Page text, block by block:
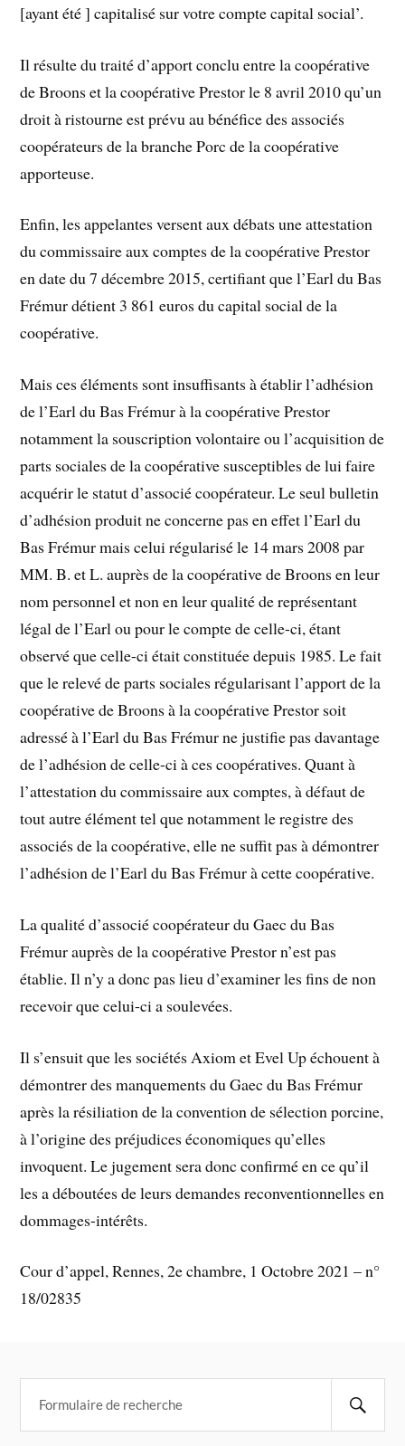
[ayant été ] capitalisé sur votre compte capital social’.
Il résulte du traité d’apport conclu entre la coopérative
de Broons et la coopérative Prestor le 8 avril 2010 qu’un
droit à ristourne est prévu au bénéfice des associés
coopérateurs de la branche Porc de la coopérative
apporteuse.
Enfin, les appelantes versent aux débats une attestation
du commissaire aux comptes de la coopérative Prestor
en date du 7 décembre 2015, certifiant que l’Earl du Bas
Frémur détient 3 861 euros du capital social de la
coopérative.
Mais ces éléments sont insuffisants à établir l’adhésion
de l’Earl du Bas Frémur à la coopérative Prestor
notamment la souscription volontaire ou l’acquisition de
parts sociales de la coopérative susceptibles de lui faire
acquérir le statut d’associé coopérateur. Le seul bulletin
d’adhésion produit ne concerne pas en effet l’Earl du
Bas Frémur mais celui régularisé le 14 mars 2008 par
MM. B. et L. auprès de la coopérative de Broons en leur
nom personnel et non en leur qualité de représentant
légal de l’Earl ou pour le compte de celle-ci, étant
observé que celle-ci était constituée depuis 1985. Le fait
que le relevé de parts sociales régularisant l’apport de la
coopérative de Broons à la coopérative Prestor soit
adressé à l’Earl du Bas Frémur ne justifie pas davantage
de l’adhésion de celle-ci à ces coopératives. Quant à
l’attestation du commissaire aux comptes, à défaut de
tout autre élément tel que notamment le registre des
associés de la coopérative, elle ne suffit pas à démontrer
l’adhésion de l’Earl du Bas Frémur à cette coopérative.
La qualité d’associé coopérateur du Gaec du Bas
Frémur auprès de la coopérative Prestor n’est pas
établie. Il n’y a donc pas lieu d’examiner les fins de non
recevoir que celui-ci a soulevées.
Il s’ensuit que les sociétés Axiom et Evel Up échouent à
démontrer des manquements du Gaec du Bas Frémur
après la résiliation de la convention de sélection porcine,
à l’origine des préjudices économiques qu’elles
invoquent. Le jugement sera donc confirmé en ce qu’il
les a déboutées de leurs demandes reconventionnelles en
dommages-intérêts.
Cour d’appel, Rennes, 2e chambre, 1 Octobre 2021 – n°
18/02835